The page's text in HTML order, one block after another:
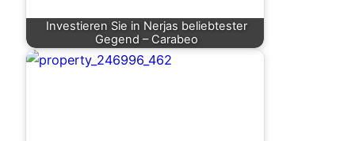
Investieren Sie in Nerjas beliebtester
Gegend – Carabeo